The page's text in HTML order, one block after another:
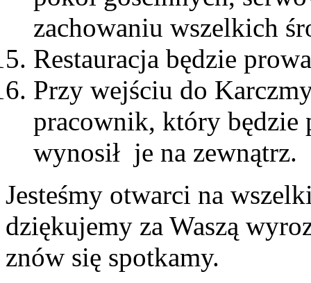
zachowaniu wszelkich
Restauracja będzie
Przy wejściu do
pracownik, który będzie
wynosił je na zewnątrz.
Jesteśmy otwarci na
dziękujemy za Waszą
znów się spotkamy.